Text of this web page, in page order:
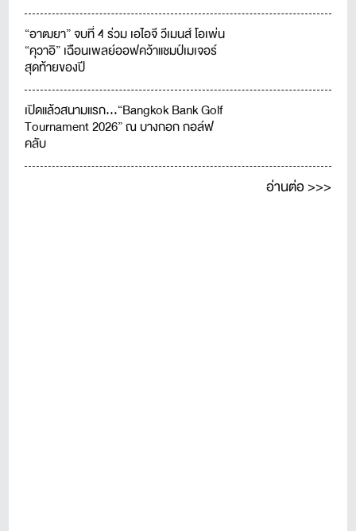
“อาฒยา” จบที่ 4 ร่วม เอไอจี วีเมนส์ โอเพ่น
“คุวาอิ” เฉือนเพลย์ออฟคว้าแชมป์เมเจอร์
สุดท้ายของปี
เปิดแล้วสนามแรก...“Bangkok Bank Golf
Tournament 2026” ณ บางกอก กอล์ฟ
คลับ
อ่านต่อ >>>